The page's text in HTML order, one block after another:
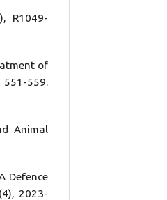
R1049-
of
559.
Animal
Defence
2023-